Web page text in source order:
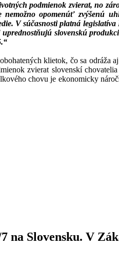
podmienok zvierat, no
nemožno opomenúť zvýšenú
V súčasnosti platná
slovenskú
klietok, čo sa odráža
zvierat slovenskí chovatelia
chovu je ekonomicky
na Slovensku. V